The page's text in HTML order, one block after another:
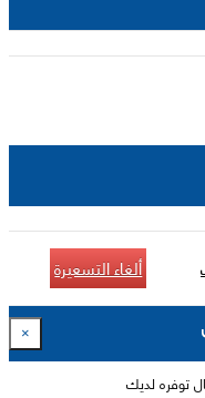
ألغاء التسعيرة
×
توفره لديك